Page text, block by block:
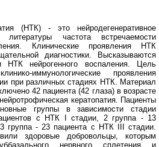
(НТК) - это нейродегенеративное
частота встречаемости
Клинические проявления НТК
диагностики. Высказываются
нейрогенного воспаления. Цель
иммунологические проявления
при различных стадиях НТК. Материал
42 пациента (42 глаза) в возрасте
кератопатия. Пациенты
группы в зависимости стадии
с НТК I стадии, 2 группа - 13
группа - 23 пациента с НТК III стадии.
здоровые добровольцы, которым
нервного сплетения и